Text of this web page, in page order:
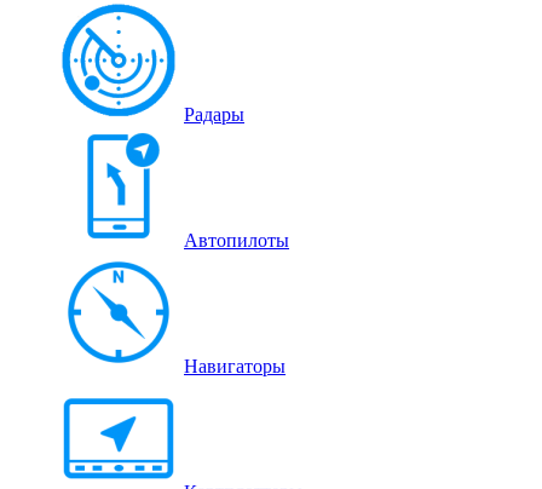
Радары
Автопилоты
Навигаторы